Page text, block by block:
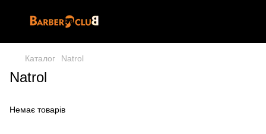
Каталог Natrol
Natrol
Немає товарів